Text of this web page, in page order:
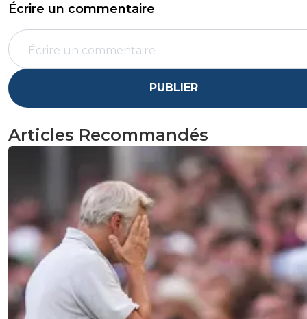
Écrire un commentaire
PUBLIER
Articles Recommandés